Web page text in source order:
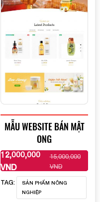
MẪU WEBSITE BÁN MẬT
ONG
12,000,000
VND
15,000,000
VND
XEM THÊM
TAG:
SẢN PHẨM NÔNG
NGHIỆP